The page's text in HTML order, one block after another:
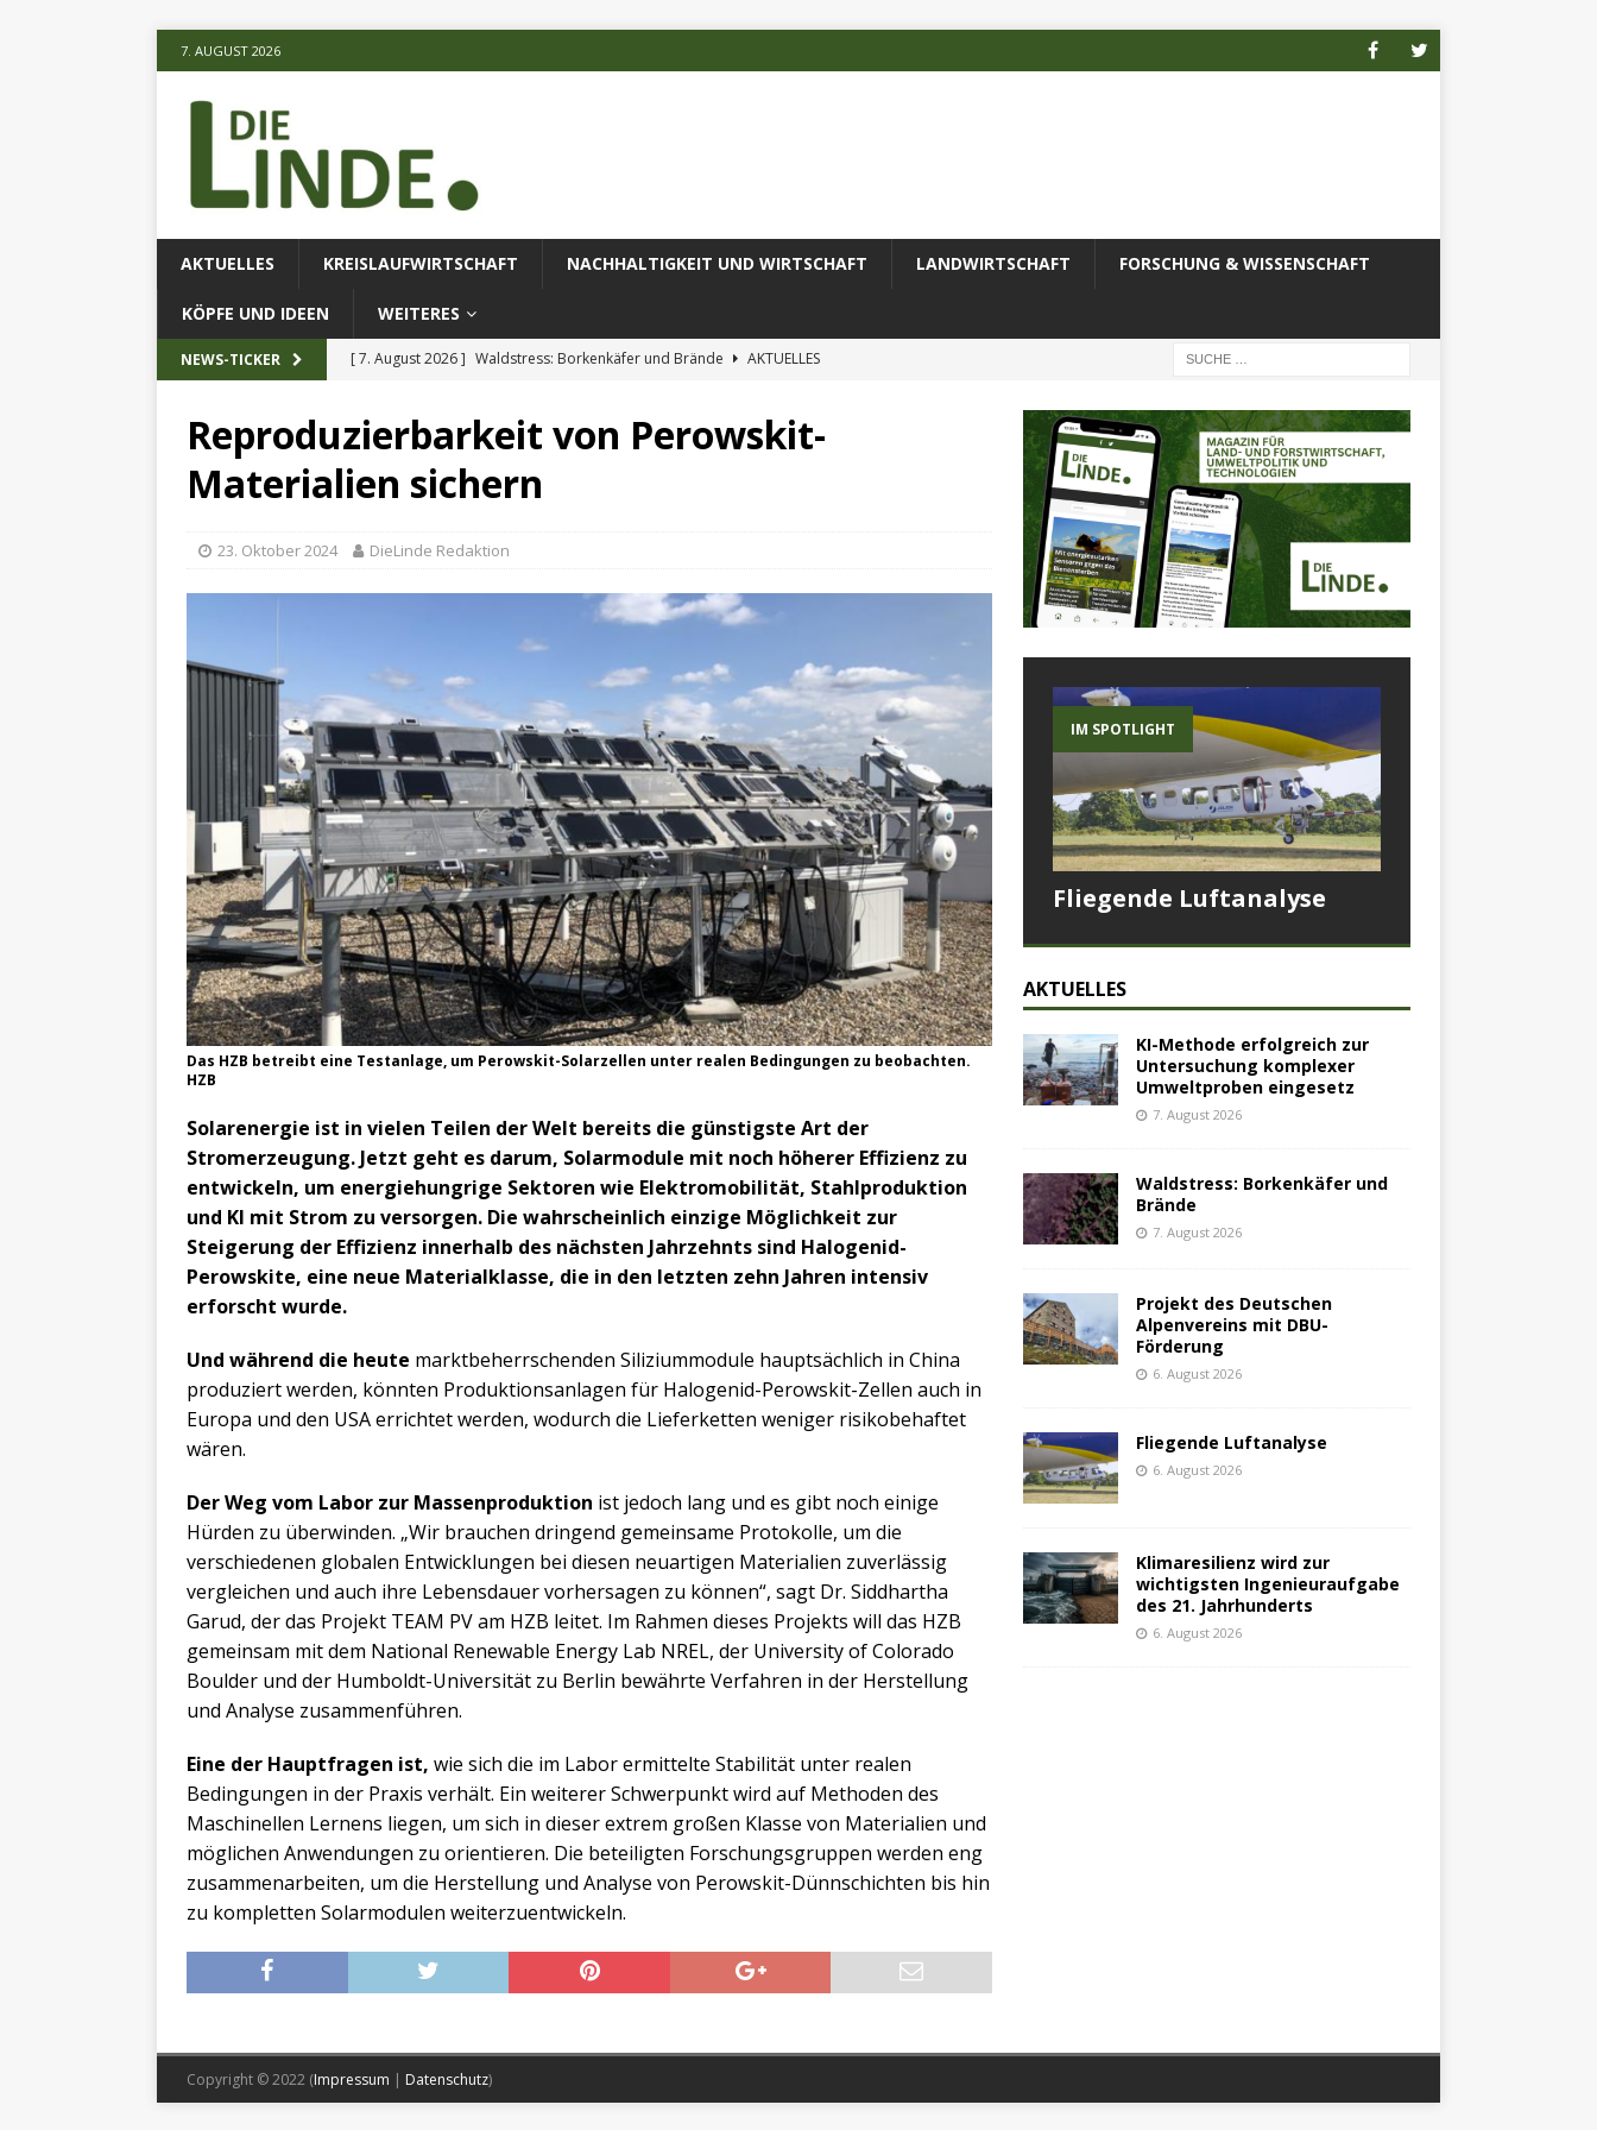
7. AUGUST 2026
AKTUELLES KREISLAUFWIRTSCHAFT NACHHALTIGKEIT UND WIRTSCHAFT LANDWIRTSCHAFT FORSCHUNG & WISSENSCHAFT
KÖPFE UND IDEEN WEITERES
NEWS-TICKER [ 7. August 2026 ] Waldstress: Borkenkäfer und Brände
AKTUELLES
[ 7. August 2026 ] KI-Methode erfolgreich zur Untersuchung komplexer Umweltproben
eingesetz
AKTUELLES
Reproduzierbarkeit von Perowskit-
Materialien sichern
23. Oktober 2024 DieLinde Redaktion
Das HZB betreibt eine Testanlage, um Perowskit-Solarzellen unter realen Bedingungen zu beobachten.
HZB
Solarenergie ist in vielen Teilen der Welt bereits die günstigste Art der
Stromerzeugung. Jetzt geht es darum, Solarmodule mit noch höherer Effizienz zu
entwickeln, um energiehungrige Sektoren wie Elektromobilität, Stahlproduktion
und KI mit Strom zu versorgen. Die wahrscheinlich einzige Möglichkeit zur
Steigerung der Effizienz innerhalb des nächsten Jahrzehnts sind Halogenid-
Perowskite, eine neue Materialklasse, die in den letzten zehn Jahren intensiv
erforscht wurde.
Und während die heute marktbeherrschenden Siliziummodule hauptsächlich in China
produziert werden, könnten Produktionsanlagen für Halogenid-Perowskit-Zellen auch in
Europa und den USA errichtet werden, wodurch die Lieferketten weniger risikobehaftet
wären.
Der Weg vom Labor zur Massenproduktion ist jedoch lang und es gibt noch einige
Hürden zu überwinden. „Wir brauchen dringend gemeinsame Protokolle, um die
verschiedenen globalen Entwicklungen bei diesen neuartigen Materialien zuverlässig
vergleichen und auch ihre Lebensdauer vorhersagen zu können“, sagt Dr. Siddhartha
Garud, der das Projekt TEAM PV am HZB leitet. Im Rahmen dieses Projekts will das HZB
gemeinsam mit dem National Renewable Energy Lab NREL, der University of Colorado
Boulder und der Humboldt-Universität zu Berlin bewährte Verfahren in der Herstellung
und Analyse zusammenführen.
Eine der Hauptfragen ist, wie sich die im Labor ermittelte Stabilität unter realen
Bedingungen in der Praxis verhält. Ein weiterer Schwerpunkt wird auf Methoden des
Maschinellen Lernens liegen, um sich in dieser extrem großen Klasse von Materialien und
möglichen Anwendungen zu orientieren. Die beteiligten Forschungsgruppen werden eng
zusammenarbeiten, um die Herstellung und Analyse von Perowskit-Dünnschichten bis hin
zu kompletten Solarmodulen weiterzuentwickeln.
IM SPOTLIGHT
Fliegende Luftanalyse
AKTUELLES
KI-Methode erfolgreich zur
Untersuchung komplexer
Umweltproben eingesetz
7. August 2026
Waldstress: Borkenkäfer und
Brände
7. August 2026
Projekt des Deutschen
Alpenvereins mit DBU-
Förderung
6. August 2026
Fliegende Luftanalyse
6. August 2026
Klimaresilienz wird zur
wichtigsten Ingenieuraufgabe
des 21. Jahrhunderts
6. August 2026
Copyright © 2022 (Impressum | Datenschutz)